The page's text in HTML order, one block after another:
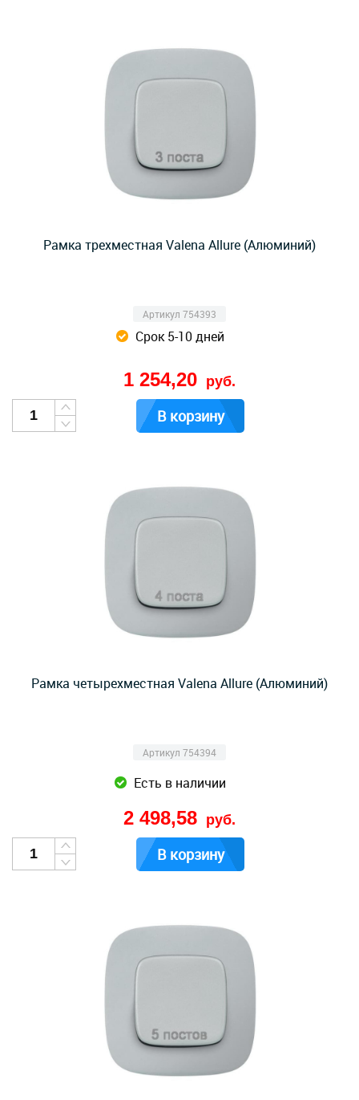
Рамка трехместная Valena Allure (Алюминий)
Артикул 754393
Срок 5-10 дней
1 254,20 руб.
В корзину
Рамка четырехместная Valena Allure (Алюминий)
Артикул 754394
Есть в наличии
2 498,58 руб.
В корзину